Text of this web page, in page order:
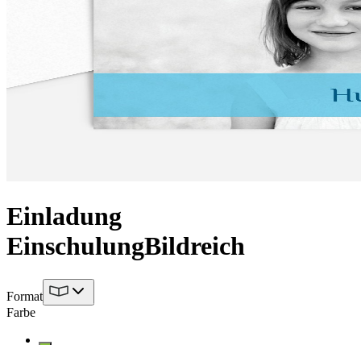
Einladung
EinschulungBildreich
Format
Farbe